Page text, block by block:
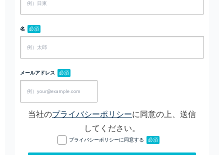
名 必須
メールアドレス 必須
当社のプライバシーポリシーに同意の上、送信
してください。
プライバシーポリシーに同意する 必須